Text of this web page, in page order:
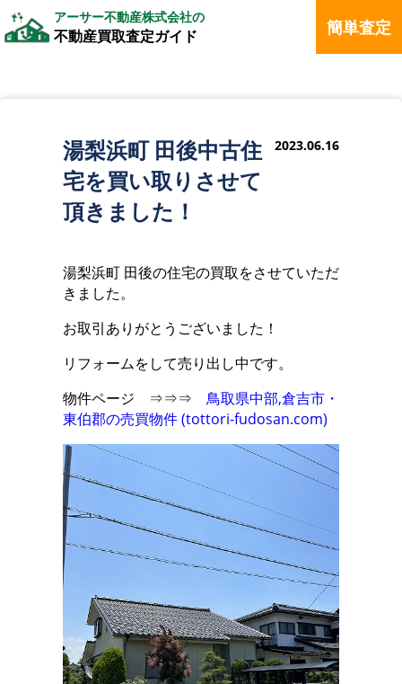
アーサー不動産株式会社の
不動産買取査定ガイド 簡単査定
湯梨浜町 田後中古住
宅を買い取りさせて
頂きました！
2023.06.16
湯梨浜町 田後の住宅の買取をさせていただ
きました。
お取引ありがとうございました！
リフォームをして売り出し中です。
物件ページ ⇒⇒⇒ 鳥取県中部,倉吉市・
東伯郡の売買物件 (tottori-fudosan.com)